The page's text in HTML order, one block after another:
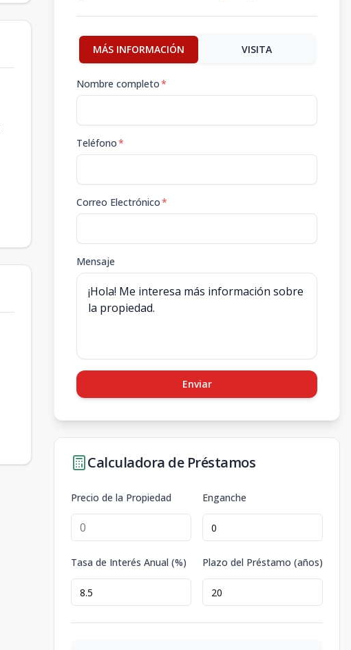
MÁS INFORMACIÓN VISITA
Nombre completo*
Teléfono*
Correo Electrónico*
Mensaje
Enviar
Calculadora de Préstamos
Precio de la Propiedad Enganche
Tasa de Interés Anual (%) Plazo del Préstamo (años)